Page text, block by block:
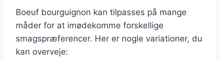
Boeuf bourguignon kan tilpasses på mange
måder for at imødekomme forskellige
smagspræferencer. Her er nogle variationer, du
kan overveje: